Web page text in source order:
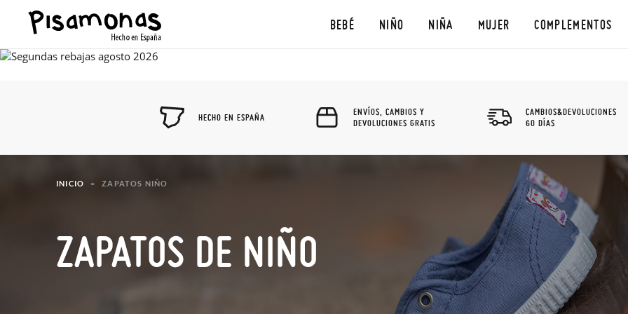
BEBÉ NIÑO NIÑA MUJER COMPLEMENTOS
HECHO EN ESPAÑA
ENVÍOS, CAMBIOS Y
DEVOLUCIONES GRATIS
CAMBIOS&DEVOLUCIONES
60 DÍAS
INICIO ZAPATOS NIÑO
ZAPATOS DE NIÑO